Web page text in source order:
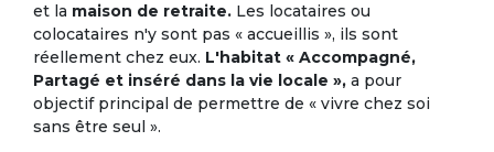
et la maison de retraite. Les locataires ou
colocataires n'y sont pas « accueillis », ils sont
réellement chez eux. L'habitat « Accompagné,
Partagé et inséré dans la vie locale », a pour
objectif principal de permettre de « vivre chez soi
sans être seul ».